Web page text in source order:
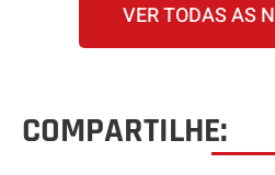
VER TODAS AS
COMPARTILHE: